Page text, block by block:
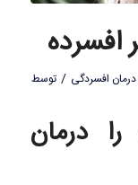
افسردگی / توسط
درمان